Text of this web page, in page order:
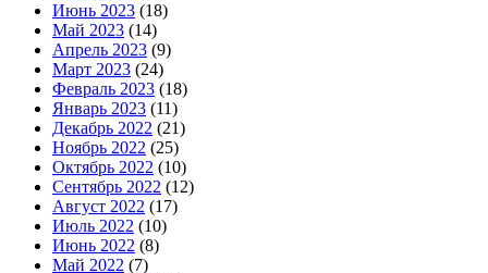
Июнь 2023 (18)
Май 2023 (14)
Апрель 2023 (9)
Март 2023 (24)
Февраль 2023 (18)
Январь 2023 (11)
Декабрь 2022 (21)
Ноябрь 2022 (25)
Октябрь 2022 (10)
Сентябрь 2022 (12)
Август 2022 (17)
Июль 2022 (10)
Июнь 2022 (8)
Май 2022 (7)